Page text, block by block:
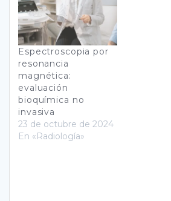
Espectroscopia por
resonancia
magnética:
evaluación
bioquímica no
invasiva
23 de octubre de 2024
En «Radiología»